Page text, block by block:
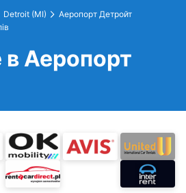
Detroit (MI)
Аеропорт Детройт
Аеропорт